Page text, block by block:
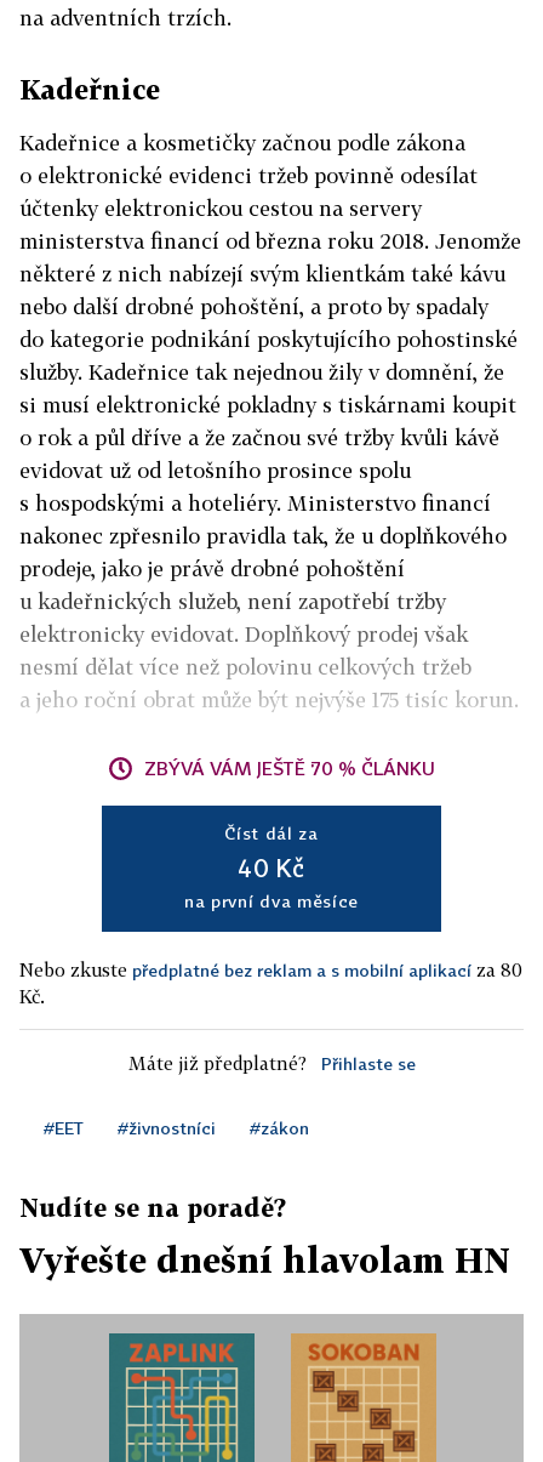
na adventních trzích.
Kadeřnice
Kadeřnice a kosmetičky začnou podle zákona
o elektronické evidenci tržeb povinně odesílat
účtenky elektronickou cestou na servery
ministerstva financí od března roku 2018. Jenomže
některé z nich nabízejí svým klientkám také kávu
nebo další drobné pohoštění, a proto by spadaly
do kategorie podnikání poskytujícího pohostinské
služby. Kadeřnice tak nejednou žily v domnění, že
si musí elektronické pokladny s tiskárnami koupit
o rok a půl dříve a že začnou své tržby kvůli kávě
evidovat už od letošního prosince spolu
s hospodskými a hoteliéry. Ministerstvo financí
nakonec zpřesnilo pravidla tak, že u doplňkového
prodeje, jako je právě drobné pohoštění
u kadeřnických služeb, není zapotřebí tržby
elektronicky evidovat. Doplňkový prodej však
nesmí dělat více než polovinu celkových tržeb
a jeho roční obrat může být nejvýše 175 tisíc korun.
ZBÝVÁ VÁM JEŠTĚ 70 % ČLÁNKU
Číst dál za
40 Kč
na první dva měsíce
Nebo zkuste předplatné bez reklam a s mobilní aplikací za 80
Kč.
Máte již předplatné? Přihlaste se
#EET #živnostníci #zákon
Nudíte se na poradě?
Vyřešte dnešní hlavolam HN